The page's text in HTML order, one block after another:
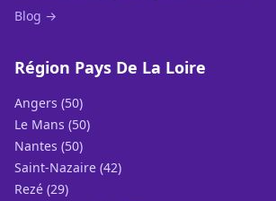
Blog →
Région Pays De La Loire
Angers (50)
Le Mans (50)
Nantes (50)
Saint-Nazaire (42)
Rezé (29)